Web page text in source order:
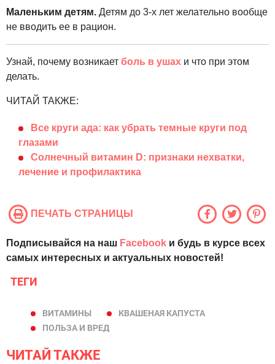
Маленьким детям. Детям до 3-х лет желательно вообще
не вводить ее в рацион.
Узнай, почему возникает боль в ушах и что при этом
делать.
ЧИТАЙ ТАКЖЕ:
Все круги ада: как убрать темные круги под
глазами
Солнечный витамин D: признаки нехватки,
лечение и профилактика
ПЕЧАТЬ СТРАНИЦЫ
Подписывайся на наш Facebook и будь в курсе всех
самых интересных и актуальных новостей!
ТЕГИ
ВИТАМИНЫ
КВАШЕНАЯ КАПУСТА
ПОЛЬЗА И ВРЕД
ЧИТАЙ ТАКЖЕ